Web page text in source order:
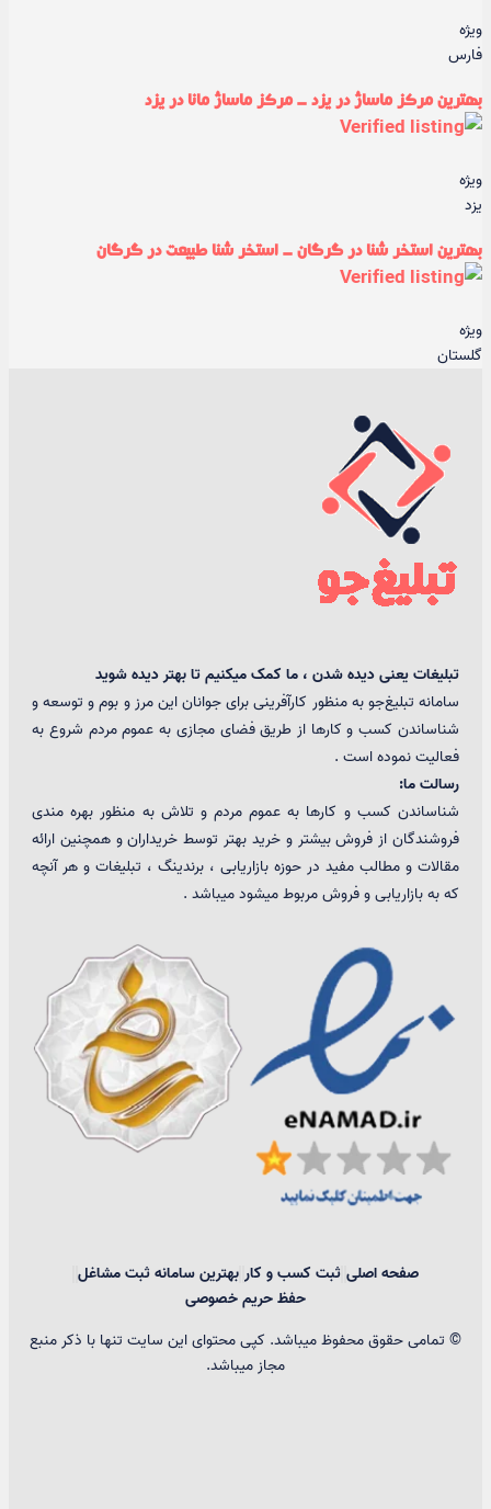
ویژه
فارس
بهترین مرکز ماساژ در یزد - مرکز ماساژ مانا در یزد
ویژه
یزد
بهترین استخر شنا در گرگان - استخر شنا طبیعت در گرگان
ویژه
گلستان
تبلیغات یعنی دیده شدن ، ما کمک میکنیم تا بهتر دیده شوید
سامانه تبلیغ‌جو به منظور کارآفرینی برای جوانان این مرز و بوم و توسعه و
شناساندن کسب و کارها از طریق فضای مجازی به عموم مردم شروع به
فعالیت نموده است .
رسالت ما:
شناساندن کسب و کارها به عموم مردم و تلاش به منظور بهره مندی
فروشندگان از فروش بیشتر و خرید بهتر توسط خریداران و همچنین ارائه
مقالات و مطالب مفید در حوزه بازاریابی ، برندینگ ، تبلیغات و هر آنچه
که به بازاریابی و فروش مربوط میشود میباشد .
صفحه اصلی ثبت کسب و کار بهترین سامانه ثبت مشاغل
حفظ حریم خصوصی
© تمامی حقوق محفوظ میباشد. کپی محتوای این سایت تنها با ذکر منبع
مجاز میباشد.